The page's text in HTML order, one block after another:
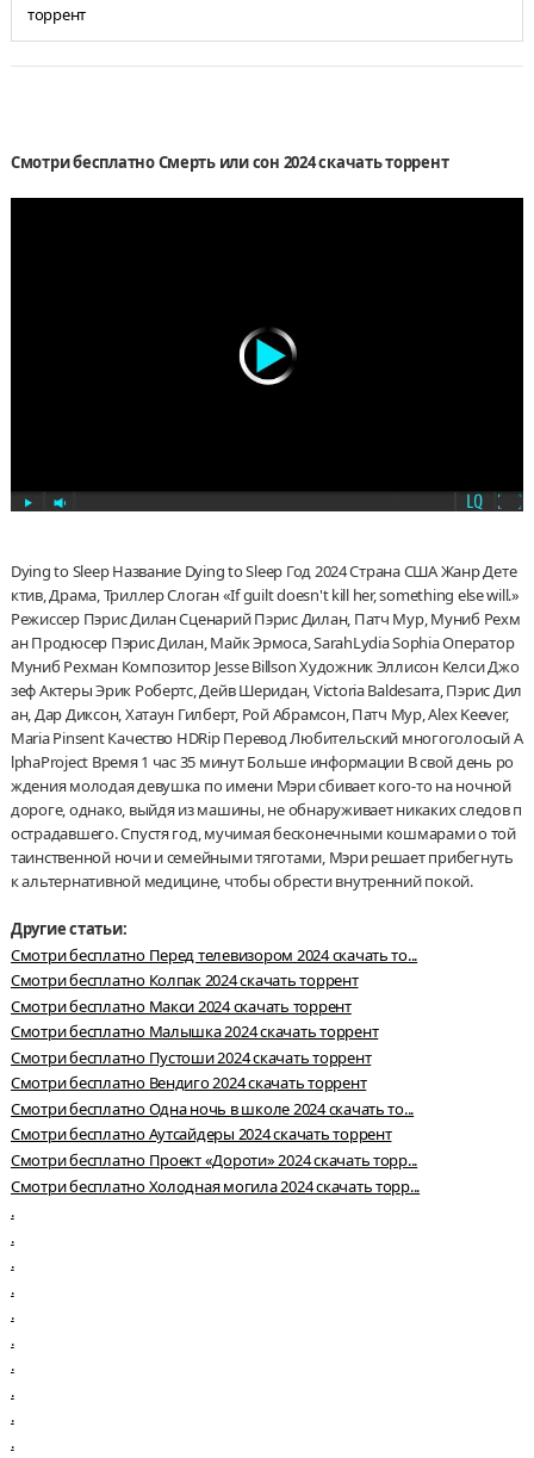
торрент
Смотри бесплатно Смерть или сон 2024 скачать торрент
Dying to Sleep Название Dying to Sleep Год 2024 Страна США Жанр Дете
ктив, Драма, Триллер Слоган «If guilt doesn't kill her, something else will.»
Режиссер Пэрис Дилан Сценарий Пэрис Дилан, Патч Мур, Муниб Рехм
ан Продюсер Пэрис Дилан, Майк Эрмоса, SarahLydia Sophia Оператор
Муниб Рехман Композитор Jesse Billson Художник Эллисон Келси Джо
зеф Актеры Эрик Робертс, Дейв Шеридан, Victoria Baldesarra, Пэрис Дил
ан, Дар Диксон, Хатаун Гилберт, Рой Абрамсон, Патч Мур, Alex Keever,
Maria Pinsent Качество HDRip Перевод Любительский многоголосый A
lphaProject Время 1 час 35 минут Больше информации В свой день ро
ждения молодая девушка по имени Мэри сбивает кого-то на ночной
дороге, однако, выйдя из машины, не обнаруживает никаких следов п
острадавшего. Спустя год, мучимая бесконечными кошмарами о той
таинственной ночи и семейными тяготами, Мэри решает прибегнуть
к альтернативной медицине, чтобы обрести внутренний покой.
Другие статьи:
Смотри бесплатно Перед телевизором 2024 скачать то...
Смотри бесплатно Колпак 2024 скачать торрент
Смотри бесплатно Макси 2024 скачать торрент
Смотри бесплатно Малышка 2024 скачать торрент
Смотри бесплатно Пустоши 2024 скачать торрент
Смотри бесплатно Вендиго 2024 скачать торрент
Смотри бесплатно Одна ночь в школе 2024 скачать то...
Смотри бесплатно Аутсайдеры 2024 скачать торрент
Смотри бесплатно Проект «Дороти» 2024 скачать торр...
Смотри бесплатно Холодная могила 2024 скачать торр...
.
.
.
.
.
.
.
.
.
.